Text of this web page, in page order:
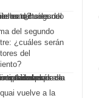
del segundo
¿cuáles serán
del
vuelve a la